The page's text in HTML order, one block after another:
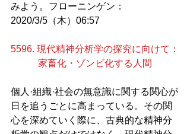
みよう。フローニンゲン：
2020/3/5（木）06:57
5596. 現代精神分析学の探究に向けて：
家畜化・ゾンビ化する人間
個人·組織·社会の無意識に関する関心が
日を追うごとに高まっている。その関
心を深めていく際に、古典的な精神分